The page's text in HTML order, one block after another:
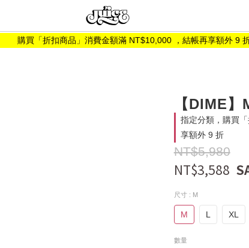
購買「折扣商品」消費金額滿 NT$10,000 ，結帳再享額外 9 折
【DIME
指定分類，購買
享額外 9 折
NT$5,980
NT$3,588
尺寸 : M
M L XL
數量